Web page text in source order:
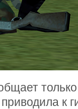
приводила